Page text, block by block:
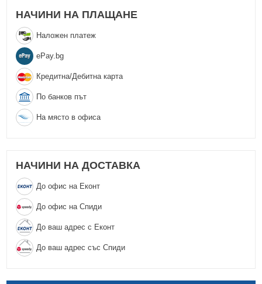
НАЧИНИ НА ПЛАЩАНЕ
Наложен платеж
еPay.bg
Кредитна/Дебитна карта
По банков път
На място в офиса
НАЧИНИ НА ДОСТАВКА
До офис на Еконт
До офис на Спиди
До ваш адрес с Еконт
До ваш адрес със Спиди